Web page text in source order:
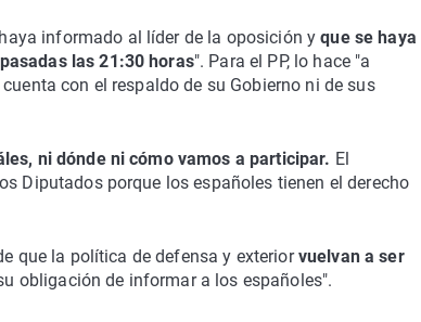
informado al líder de la oposición yque se haya
las 21:30 horas". Para el PP, lo hace "a
con el respaldo de su Gobierno ni de sus
ni dónde ni cómo vamos a participar. El
Diputados porque los españoles tienen el derecho
que la política de defensa y exteriorvuelvan a ser
obligación de informar a los españoles".